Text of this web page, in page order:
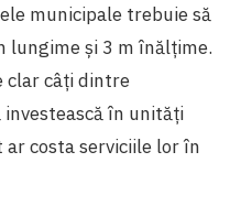
municipale trebuie să
lungime și 3 m înălțime.
clar câți dintre
în unități
costa serviciile lor în